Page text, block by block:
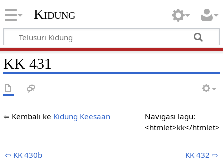
Kidung
KK 431
Navigasi lagu:
<htmlet>kk</htmlet>
⇦ Kembali ke Kidung Keesaan
⇦ KK 430b KK 432 ⇨